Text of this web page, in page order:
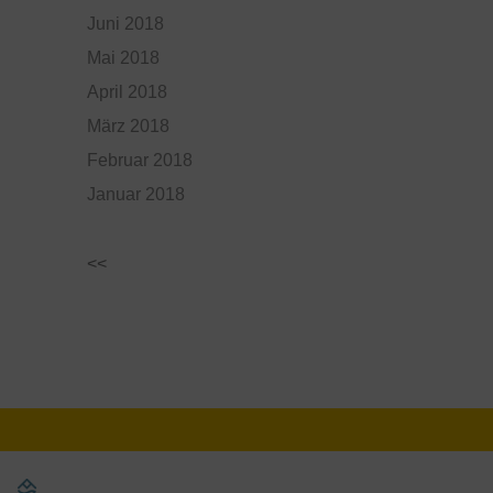
Juni 2018
Mai 2018
April 2018
März 2018
Februar 2018
Januar 2018
<<